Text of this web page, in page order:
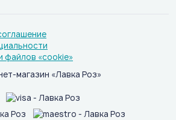
файлов «cookie»
магазин «Лавка Роз»